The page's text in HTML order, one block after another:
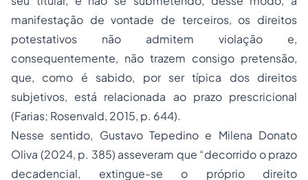
manifestação de vontade de terceiros, os direitos
potestativos não admitem violação e,
consequentemente, não trazem consigo pretensão,
que, como é sabido, por ser típica dos direitos
subjetivos, está relacionada ao prazo prescricional
(Farias; Rosenvald, 2015, p. 644).
Nesse sentido, Gustavo Tepedino e Milena Donato
Oliva (2024, p. 385) asseveram que “decorrido o prazo
decadencial, extingue-se o próprio direito